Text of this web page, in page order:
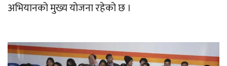
अभियानको मुख्य योजना रहेको छ ।